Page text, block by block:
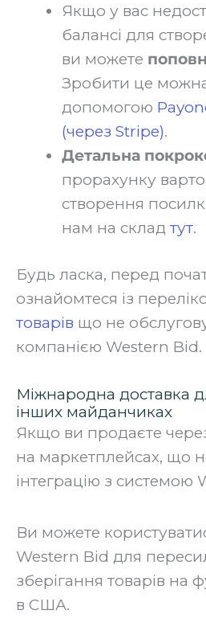
Якщо у вас
балансі для
ви можете
Зробити це
допомогою
(через Stripe).‍
Детальна
прорахунку
створення
нам на склад тут.‍
Будь ласка, перед
ознайомтеся із
товарів що не
компанією Western Bid.
Міжнародна доставка
інших майданчиках
Якщо ви продаєте
на маркетплейсах, що
інтеграцію з системою
‍Ви можете
Western Bid для
зберігання товарів на
в США.